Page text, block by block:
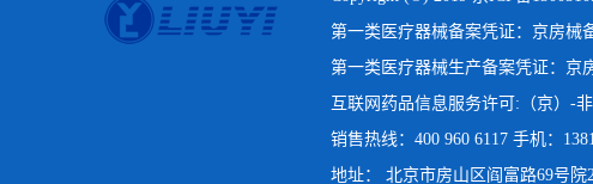
第一类医疗器械备案凭证：京房械
第一类医疗器械生产备案凭证：京
互联网药品信息服务许可:（京）-
销售热线：400 960 6117 手机：
地址： 北京市房山区阎富路69号院